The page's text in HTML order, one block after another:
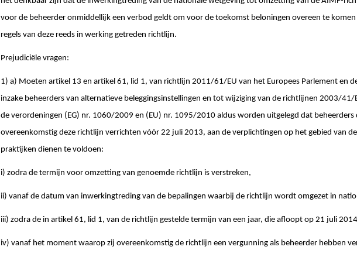
voor de beheerder onmiddellijk een verbod geldt om voor de toekomst beloningen overeen te
regels van deze reeds in werking getreden richtlijn.
Prejudiciële vragen:
1) a) Moeten artikel 13 en artikel 61, lid 1, van richtlijn 2011/61/EU van het Europees Parlement en
inzake beheerders van alternatieve beleggingsinstellingen en tot wijziging van de richtlijnen 2003/41/
de verordeningen (EG) nr. 1060/2009 en (EU) nr. 1095/2010 aldus worden uitgelegd dat beheerders
overeenkomstig deze richtlijn verrichten vóór 22 juli 2013, aan de verplichtingen op het gebied van
praktijken dienen te voldoen:
i) zodra de termijn voor omzetting van genoemde richtlijn is verstreken,
ii) vanaf de datum van inwerkingtreding van de bepalingen waarbij de richtlijn wordt omgezet in
iii) zodra de in artikel 61, lid 1, van de richtlijn gestelde termijn van een jaar, die afloopt op 21 juli
iv) vanaf het moment waarop zij overeenkomstig de richtlijn een vergunning als beheerder hebben